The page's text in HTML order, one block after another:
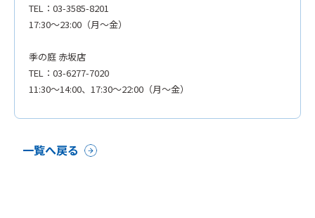
TEL：03-3585-8201
17:30～23:00（月～金）
季の庭 赤坂店
TEL：03-6277-7020
11:30～14:00、17:30～22:00（月～金）
一覧へ戻る